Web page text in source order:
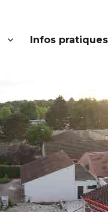
Infos pratiques